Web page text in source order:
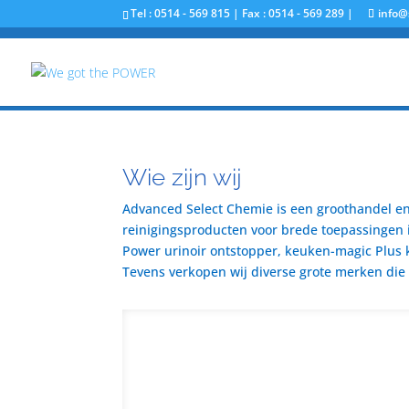
Tel : 0514 - 569 815 | Fax : 0514 - 569 289 |
Wie zijn wij
Advanced Select Chemie is een groothandel
reinigingsproducten voor brede
Power urinoir ontstopper, keuken-magic
Tevens verkopen wij diverse grote merken